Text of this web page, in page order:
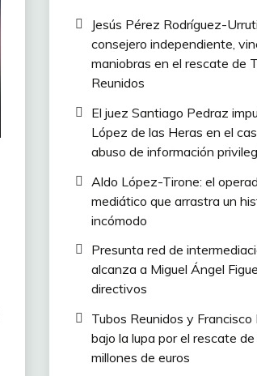
Jesús Pérez Rodríguez-
consejero independiente,
maniobras en el rescate de
Reunidos
El juez Santiago Pedraz
López de las Heras en el
abuso de información
Aldo López-Tirone: el
mediático que arrastra un
incómodo
Presunta red de
alcanza a Miguel Ángel
directivos
Tubos Reunidos y Francisco
bajo la lupa por el rescate
millones de euros